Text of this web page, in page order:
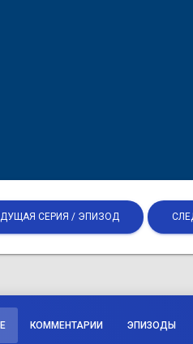
СЕРИЯ / ЭПИЗОД
КОММЕНТАРИИ ЭПИЗОДЫ